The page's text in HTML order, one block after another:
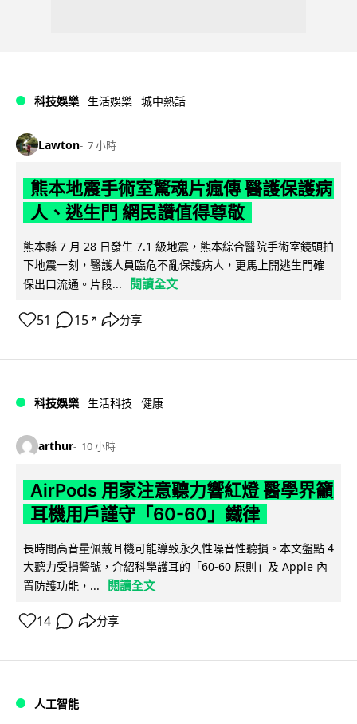
科技娛樂 生活娛樂 城中熱話
Lawton 7 小時
熊本地震手術室驚魂片瘋傳 醫護保護病
人、逃生門 網民讚值得尊敬
熊本縣 7 月 28 日發生 7.1 級地震，熊本綜合醫院手術室鏡頭拍
下地震一刻，醫護人員臨危不亂保護病人，更馬上開逃生門確
保出口流通。片段...
閱讀全文
51 15 ↗ 分享
科技娛樂 生活科技 健康
arthur 10 小時
AirPods 用家注意聽力響紅燈 醫學界籲
耳機用戶謹守「60-60」鐵律
長時間高音量佩戴耳機可能導致永久性噪音性聽損。本文盤點 4
大聽力受損警號，介紹科學護耳的「60-60 原則」及 Apple 內
置防護功能，...
閱讀全文
14 分享
人工智能